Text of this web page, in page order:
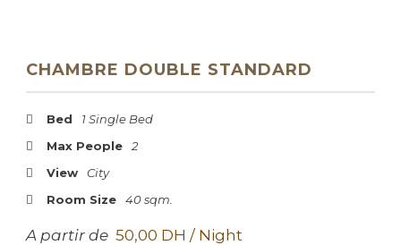
CHAMBRE DOUBLE STANDARD
Bed
1 Single Bed
Max People
2
View
City
Room Size
40 sqm.
A partir de 50,00 DH / Night